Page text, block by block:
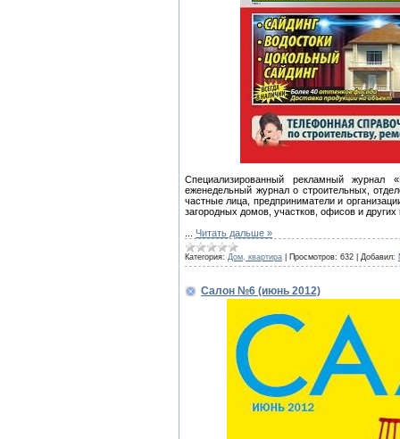
Специализированный рекламный журнал
еженедельный журнал о строительных,
частные лица, предприниматели и
загородных домов, участков, офисов и
Читать дальше »
Категория: Дом, квартира Просмотров: 632 Добавил:
Салон №6 (июнь 2012)